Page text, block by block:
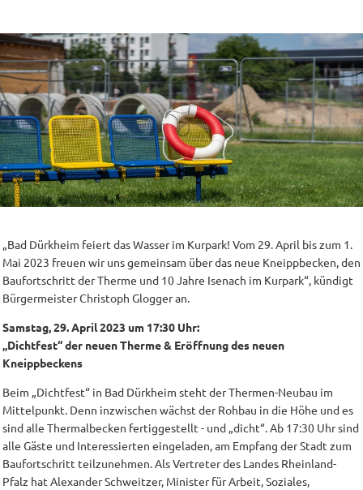
„Bad Dürkheim feiert das Wasser im Kurpark! Vom 29. April bis zum 1.
Mai 2023 freuen wir uns gemeinsam über das neue Kneippbecken, den
Baufortschritt der Therme und 10 Jahre Isenach im Kurpark“, kündigt
Bürgermeister Christoph Glogger an.
Samstag, 29. April 2023 um 17:30 Uhr:
„Dichtfest“ der neuen Therme & Eröffnung des neuen
Kneippbeckens
Beim „Dichtfest“ in Bad Dürkheim steht der Thermen-Neubau im
Mittelpunkt. Denn inzwischen wächst der Rohbau in die Höhe und es
sind alle Thermalbecken fertiggestellt - und „dicht“. Ab 17:30 Uhr sind
alle Gäste und Interessierten eingeladen, am Empfang der Stadt zum
Baufortschritt teilzunehmen. Als Vertreter des Landes Rheinland-
Pfalz hat Alexander Schweitzer, Minister für Arbeit, Soziales,